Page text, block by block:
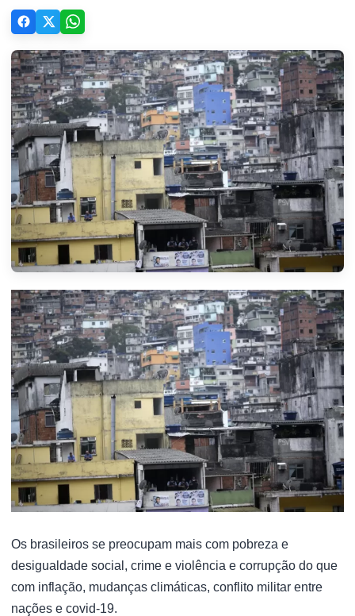
Os brasileiros se preocupam mais com pobreza e
desigualdade social, crime e violência e corrupção do que
com inflação, mudanças climáticas, conflito militar entre
nações e covid-19.